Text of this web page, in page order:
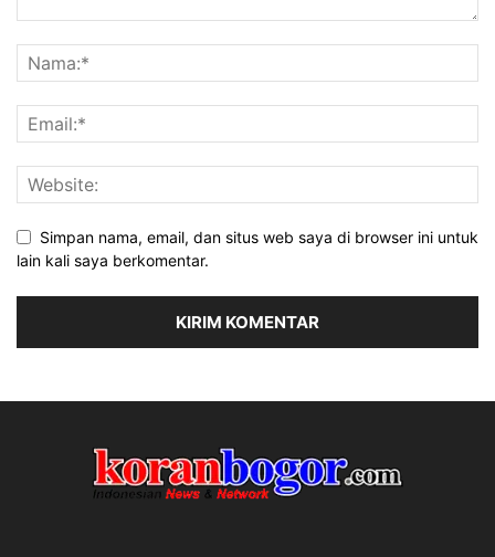
Simpan nama, email, dan situs web saya di browser ini untuk
lain kali saya berkomentar.